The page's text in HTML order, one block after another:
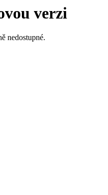
verzi
nedostupné.